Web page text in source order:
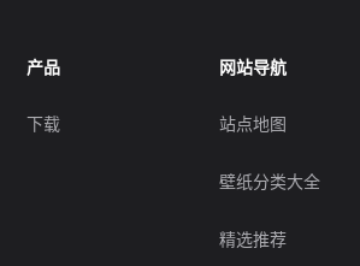
产品
下载
网站导航
站点地图
壁纸分类大全
精选推荐